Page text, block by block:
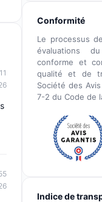
Conformité
Le processus
évaluations
conforme et
qualité et de
Société des
7-2 du Code de
Indice de